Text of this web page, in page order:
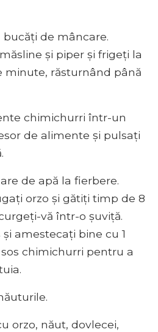
bucăți de mâncare.
și piper și frigeți la
minute, răsturnând până
chimichurri într-un
de alimente și pulsați
de apă la fierbere.
orzo și gătiți timp de 8
vă într-o șuviță.
amestecați bine cu 1
chimichurri pentru a
orzo, năut, dovlecei,